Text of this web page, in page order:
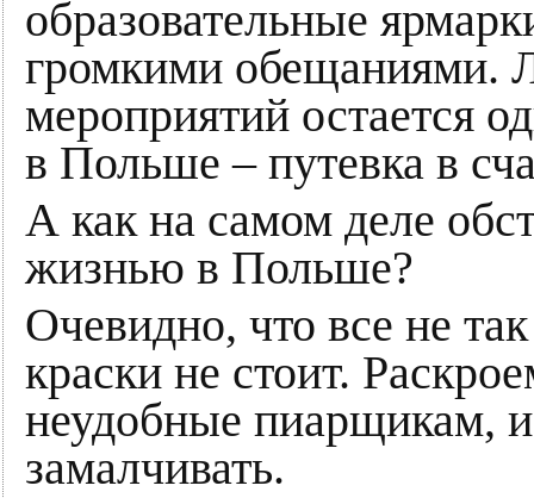
образовательные
громкими обещаниями.
мероприятий остается
в Польше – путевка в
А как на самом деле
жизнью в Польше?
Очевидно, что все не
краски не стоит.
неудобные пиарщикам,
замалчивать.